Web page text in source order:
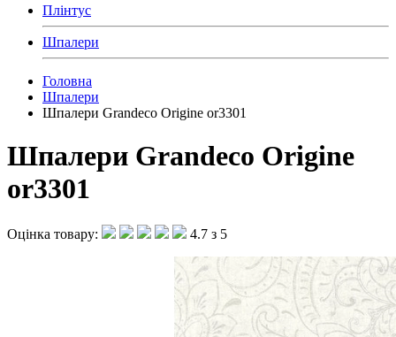
Плінтус
Шпалери
Головна
Шпалери
Шпалери Grandeco Origine or3301
Шпалери Grandeco Origine
or3301
Оцінка товару: 4.7 з 5